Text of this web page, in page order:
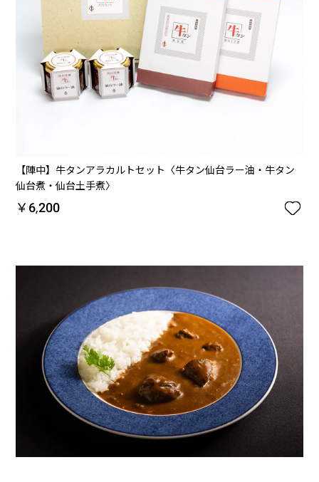
【陣中】牛タンアラカルトセット〈牛タン仙台ラー油・牛タン
仙台煮・仙台土手煮〉
￥6,200 